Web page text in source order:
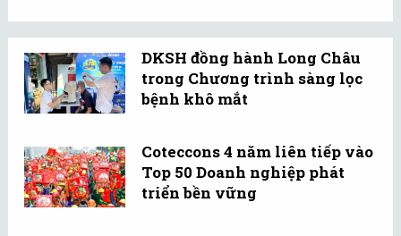
DKSH đồng hành Long Châu
trong Chương trình sàng lọc
bệnh khô mắt
Coteccons 4 năm liên tiếp vào
Top 50 Doanh nghiệp phát
triển bền vững